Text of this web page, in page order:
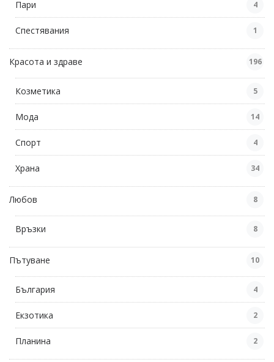
Пари 4
Спестявания 1
Красота и здраве 196
Козметика 5
Мода 14
Спорт 4
Храна 34
Любов 8
Връзки 8
Пътуване 10
България 4
Екзотика 2
Планина 2